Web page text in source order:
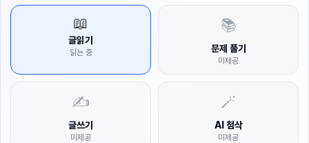
📖
글읽기
읽는 중
📚
문제 풀기
미제공
✍️
글쓰기
미제공
🪄
AI 첨삭
미제공